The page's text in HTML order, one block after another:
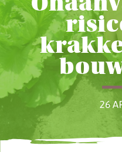
26